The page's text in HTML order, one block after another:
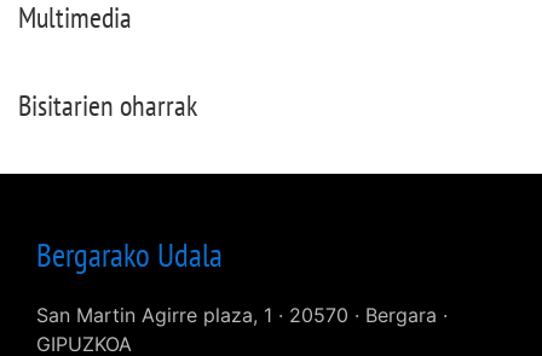
Multimedia
Bisitarien oharrak
Bergarako Udala
San Martin Agirre plaza, 1 · 20570 · Bergara ·
GIPUZKOA